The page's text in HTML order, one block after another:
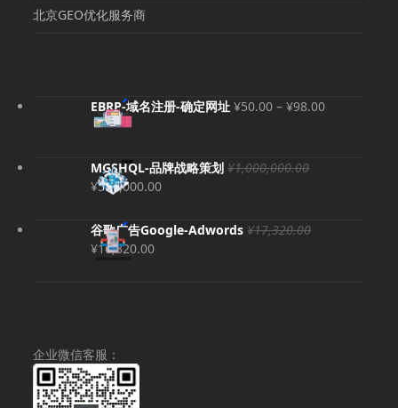
北京GEO优化服务商
EBRP-域名注册-确定网址 ¥50.00 – ¥98.00价
MGSHQL-品牌战略策划 ¥1,000,000.00
原
为：
¥1,000,000.00。
¥500,000.00当
格
谷歌广告Google-Adwords ¥17,320.00
原
¥16,320.00当
企业微信客服：